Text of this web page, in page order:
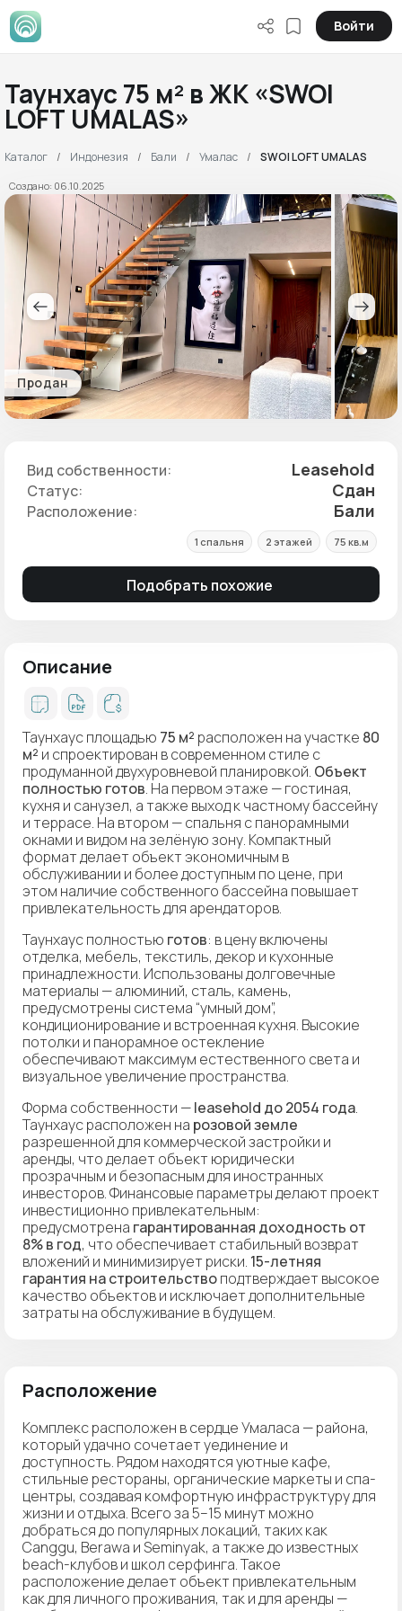
Войти
Таунхаус 75 м² в ЖК «SWOI
LOFT UMALAS»
Каталог Индонезия Бали Умалас SWOI LOFT UMALAS
Создано: 06.10.2025
Продан
Вид собственности: Leasehold
Статус: Сдан
Расположение: Бали
1 спальня 2 этажей 75 кв.м
Подобрать похожие
Описание
Таунхаус площадью 75 м² расположен на участке 80
м² и спроектирован в современном стиле с
продуманной двухуровневой планировкой. Объект
полностью готов. На первом этаже — гостиная,
кухня и санузел, а также выход к частному бассейну
и террасе. На втором — спальня с панорамными
окнами и видом на зелёную зону. Компактный
формат делает объект экономичным в
обслуживании и более доступным по цене, при
этом наличие собственного бассейна повышает
привлекательность для арендаторов.
Таунхаус полностью готов: в цену включены
отделка, мебель, текстиль, декор и кухонные
принадлежности. Использованы долговечные
материалы — алюминий, сталь, камень,
предусмотрены система “умный дом”,
кондиционирование и встроенная кухня. Высокие
потолки и панорамное остекление
обеспечивают максимум естественного света и
визуальное увеличение пространства.
Форма собственности —leasehold до 2054 года.
Таунхаус расположен на розовой земле
разрешенной для коммерческой застройки и
аренды, что делает объект юридически
прозрачным и безопасным для иностранных
инвесторов. Финансовые параметры делают проект
инвестиционно привлекательным:
предусмотрена гарантированная доходность от
8% в год, что обеспечивает стабильный возврат
вложений и минимизирует риски. 15-летняя
гарантия на строительствоподтверждает высокое
качество объектов и исключает дополнительные
затраты на обслуживание в будущем.
Расположение
Комплекс расположен в сердце Умаласа — района,
который удачно сочетает уединение и
доступность. Рядом находятся уютные кафе,
стильные рестораны, органические маркеты и спа-
центры, создавая комфортную инфраструктуру для
жизни и отдыха. Всего за 5–15 минут можно
добраться до популярных локаций, таких как
Canggu, Berawa и Seminyak, а также до известных
beach-клубов и школ серфинга. Такое
расположение делает объект привлекательным
как для личного проживания, так и для аренды —